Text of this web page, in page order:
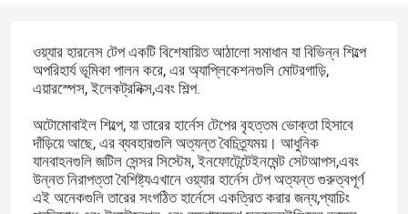
ওয়্যার হারনেস টেপ একটি বিশেষায়িত আঠালো সমাধান যা বিভিন্ন শিল্পে
অপরিহার্য ভূমিকা পালন করে, এর অ্যাপ্লিকেশনগুলি মোটরগাড়ি,
এয়ারস্পেস, ইলেকট্রনিক্স,এবং শিল্প.
অটোমোবাইল শিল্পে, যা তারের হার্নেস টেপের বৃহত্তম ভোক্তা হিসাবে
দাঁড়িয়ে আছে, এর ব্যবহারগুলি অত্যন্ত বৈচিত্র্যময়। আধুনিক
যানবাহনগুলি জটিল সেন্সর সিস্টেম, ইনফোটেন্টেইনমেন্ট সেটআপস,এবং
উন্নত নিরাপত্তা বৈশিষ্ট্যএখানে ওয়্যার হার্নেস টেপ অত্যন্ত গুরুত্বপূর্ণ
এই অনেকগুলি তারের সংগঠিত হার্নেসে একত্রিত করার জন্য,প্যাচিং